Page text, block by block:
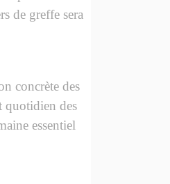
de greffe sera
concrète des
quotidien des
essentiel